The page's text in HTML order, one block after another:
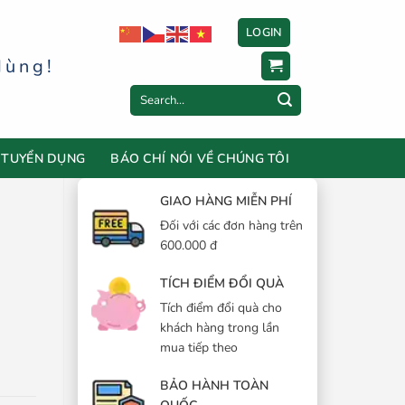
LOGIN
Search
for:
TUYỂN DỤNG BÁO CHÍ NÓI VỀ CHÚNG TÔI
GIAO HÀNG MIỄN PHÍ
Đối với các đơn hàng trên
600.000 đ
TÍCH ĐIỂM ĐỔI QUÀ
Tích điểm đổi quà cho
khách hàng trong lần
mua tiếp theo
BẢO HÀNH TOÀN